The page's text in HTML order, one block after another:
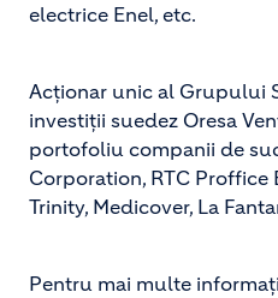
electrice Enel, etc.
Acţionar unic al Grupului
investiţii suedez Oresa
portofoliu companii de
Corporation, RTC Proffice
Trinity, Medicover, La
Pentru mai multe